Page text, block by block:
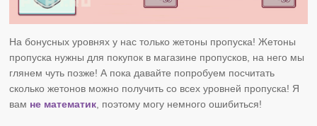
На бонусных уровнях у нас только жетоны пропуска! Жетоны
пропуска нужны для покупок в магазине пропусков, на него мы
глянем чуть позже! А пока давайте попробуем посчитать
сколько жетонов можно получить со всех уровней пропуска! Я
вам не математик , поэтому могу немного ошибиться!